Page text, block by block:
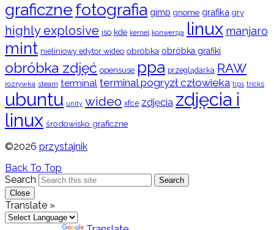
graficznefotografia gimp gnome grafika gry
highly explosive iso kde kernel konwersja linux manjaro
mint nieliniowy edytor wideo obróbka obróbka grafiki
obróbka zdjęć opensuse ppa przeglądarka RAW
rozrywka steam terminal terminal pogryzł człowieka tips tricks
ubuntu unity wideo xfce zdjęcia zdjęcia i
linux środowisko graficzne
©2026 przystajnik
Back To Top
Search
Search
Close
Translate »